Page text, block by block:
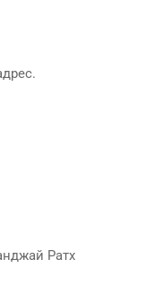
Ратх